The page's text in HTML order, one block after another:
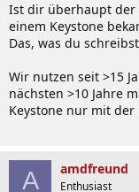
Ist dir überhaupt der
einem Keystone
Das, was du
Wir nutzen seit >15
nächsten >10 Jahre
Keystone nur mit
A amdfreund
Enthusiast